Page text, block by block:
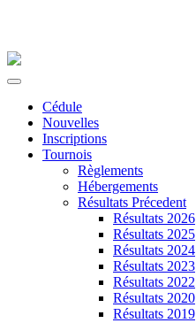
Cédule
Nouvelles
Inscriptions
Tournois
Règlements
Hébergements
Résultats Précedent
Résultats 2026
Résultats 2025
Résultats 2024
Résultats 2023
Résultats 2022
Résultats 2020
Résultats 2019